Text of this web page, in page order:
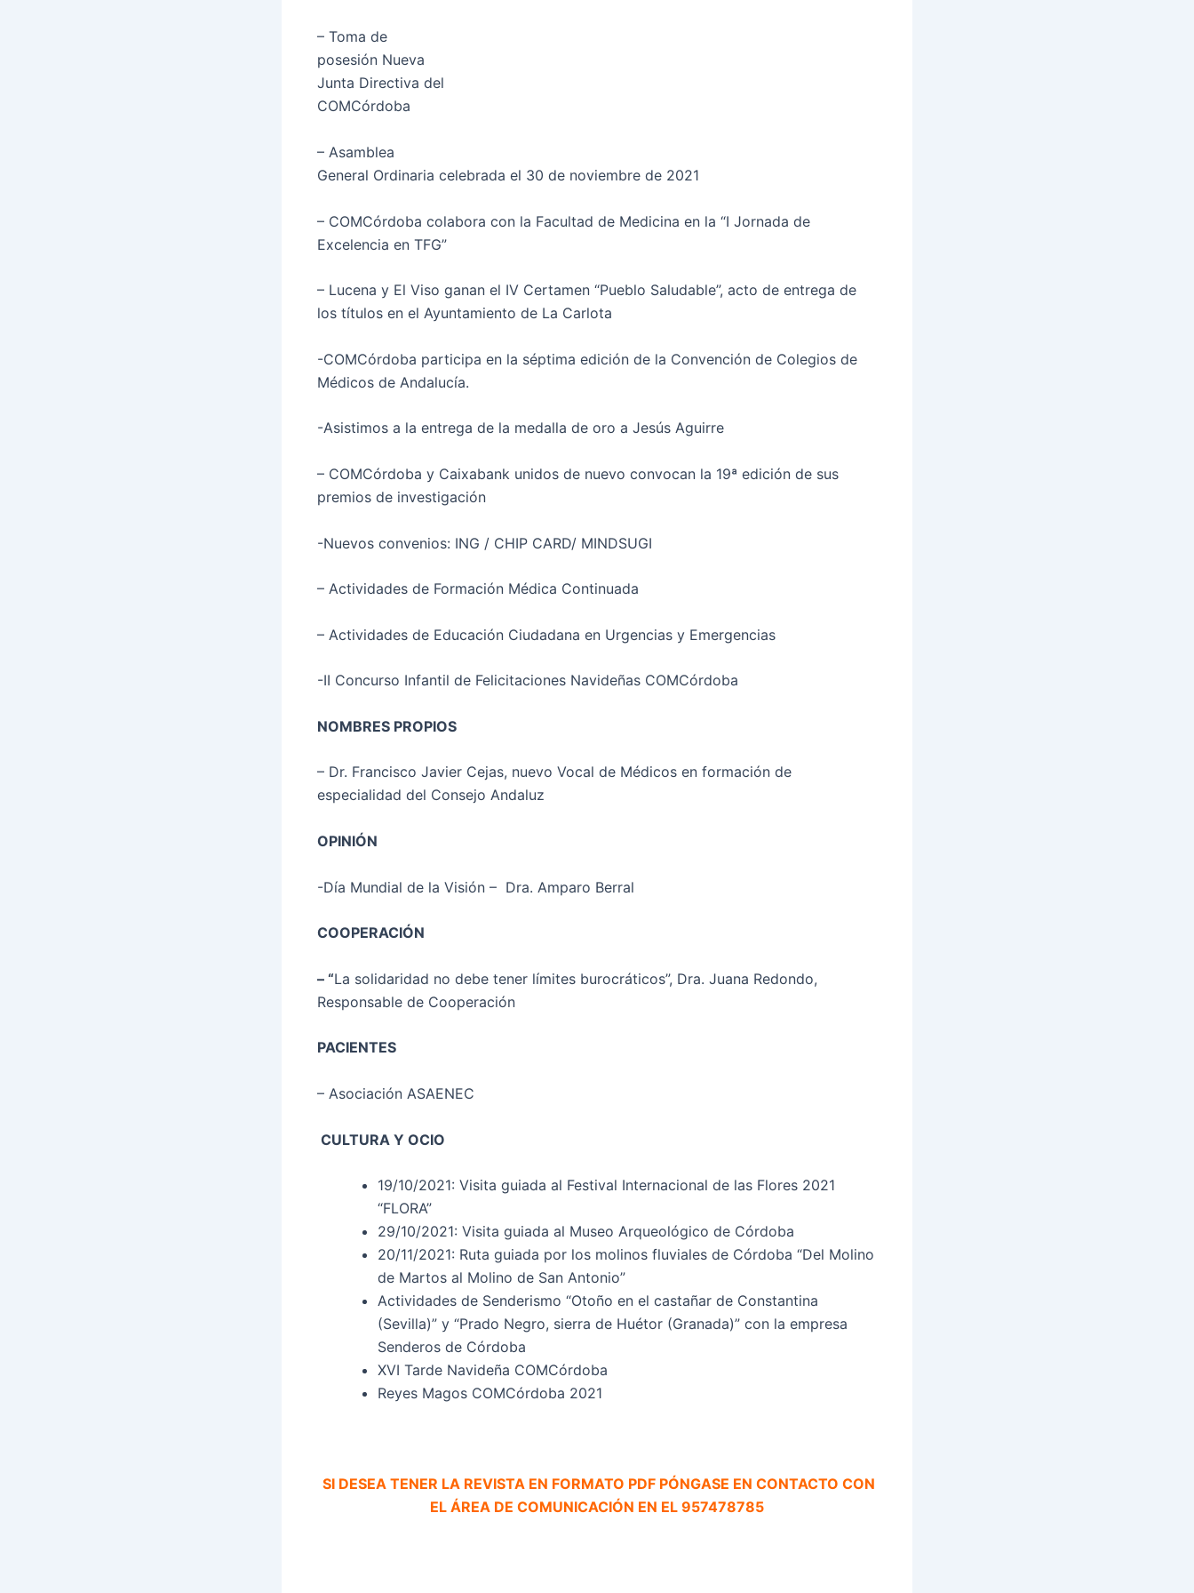
– Toma de
posesión Nueva
Junta Directiva del
COMCórdoba
– Asamblea
General Ordinaria celebrada el 30 de noviembre de 2021
– COMCórdoba colabora con la Facultad de Medicina en la “I Jornada de
Excelencia en TFG”
– Lucena y El Viso ganan el IV Certamen “Pueblo Saludable”, acto de entrega de
los títulos en el Ayuntamiento de La Carlota
-COMCórdoba participa en la séptima edición de la Convención de Colegios de
Médicos de Andalucía.
-Asistimos a la entrega de la medalla de oro a Jesús Aguirre
– COMCórdoba y Caixabank unidos de nuevo convocan la 19ª edición de sus
premios de investigación
-Nuevos convenios: ING / CHIP CARD/ MINDSUGI
– Actividades de Formación Médica Continuada
– Actividades de Educación Ciudadana en Urgencias y Emergencias
-II Concurso Infantil de Felicitaciones Navideñas COMCórdoba
NOMBRES PROPIOS
– Dr. Francisco Javier Cejas, nuevo Vocal de Médicos en formación de
especialidad del Consejo Andaluz
OPINIÓN
-Día Mundial de la Visión – Dra. Amparo Berral
COOPERACIÓN
– “La solidaridad no debe tener límites burocráticos”, Dra. Juana Redondo,
Responsable de Cooperación
PACIENTES
– Asociación ASAENEC
CULTURA Y OCIO
19/10/2021: Visita guiada al Festival Internacional de las Flores 2021
“FLORA”
29/10/2021: Visita guiada al Museo Arqueológico de Córdoba
20/11/2021: Ruta guiada por los molinos fluviales de Córdoba “Del Molino
de Martos al Molino de San Antonio”
Actividades de Senderismo “Otoño en el castañar de Constantina
(Sevilla)” y “Prado Negro, sierra de Huétor (Granada)” con la empresa
Senderos de Córdoba
XVI Tarde Navideña COMCórdoba
Reyes Magos COMCórdoba 2021
SI DESEA TENER LA REVISTA EN FORMATO PDF PÓNGASE EN CONTACTO CON
EL ÁREA DE COMUNICACIÓN EN EL 957478785